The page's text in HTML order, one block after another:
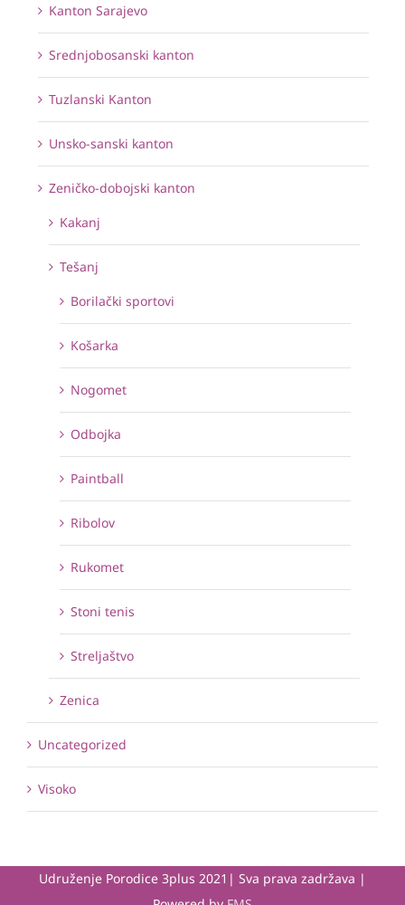
Kanton Sarajevo
Srednjobosanski kanton
Tuzlanski Kanton
Unsko-sanski kanton
Zeničko-dobojski kanton
Kakanj
Tešanj
Borilački sportovi
Košarka
Nogomet
Odbojka
Paintball
Ribolov
Rukomet
Stoni tenis
Streljaštvo
Zenica
Uncategorized
Visoko
Udruženje Porodice 3plus 2021| Sva prava zadržava |